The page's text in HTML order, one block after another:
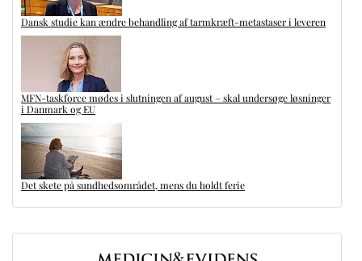
Dansk studie kan ændre behandling af tarmkræft-metastaser i leveren
MFN-taskforce mødes i slutningen af august – skal undersøge løsninger
i Danmark og EU
Det skete på sundhedsområdet, mens du holdt ferie